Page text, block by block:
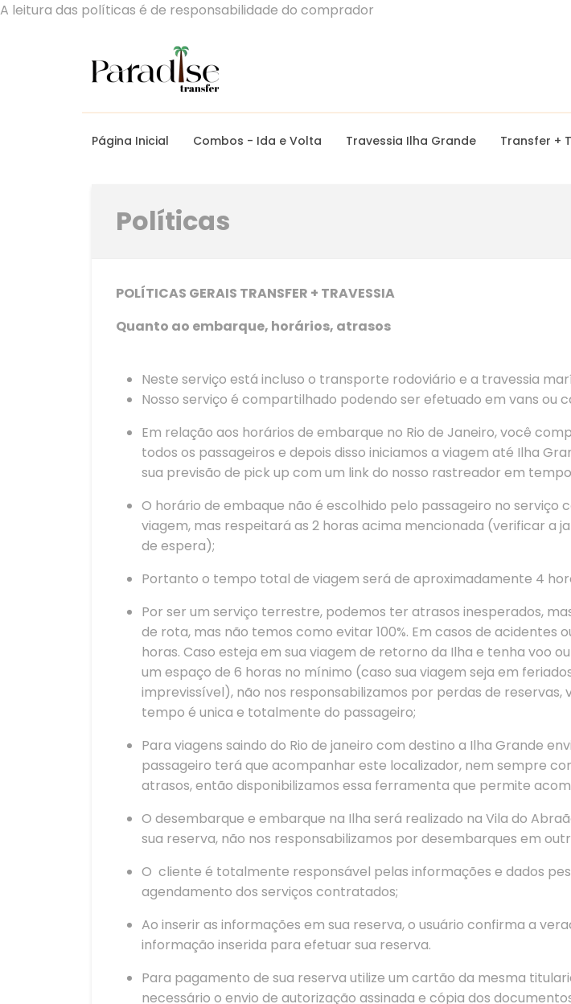
A leitura das políticas é de responsabilidade do comprador
Página Inicial Combos - Ida e Volta Travessia Ilha Grande Transfer +
Políticas
POLÍTICAS GERAIS TRANSFER + TRAVESSIA
Quanto ao embarque, horários, atrasos
Neste serviço está incluso o transporte rodoviário e a travessia
Nosso serviço é compartilhado podendo ser efetuado em vans ou
Em relação aos horários de embarque no Rio de Janeiro, você
todos os passageiros e depois disso iniciamos a viagem até Ilha
sua previsão de pick up com um link do nosso rastreador em
O horário de embaque não é escolhido pelo passageiro no
viagem, mas respeitará as 2 horas acima mencionada (verificar a
de espera);
Portanto o tempo total de viagem será de aproximadamente 4
Por ser um serviço terrestre, podemos ter atrasos inesperados,
de rota, mas não temos como evitar 100%. Em casos de
horas. Caso esteja em sua viagem de retorno da Ilha e tenha voo
um espaço de 6 horas no mínimo (caso sua viagem seja em
imprevissível), não nos responsabilizamos por perdas de
tempo é unica e totalmente do passageiro;
Para viagens saindo do Rio de janeiro com destino a Ilha Grande
passageiro terá que acompanhar este localizador, nem sempre
atrasos, então disponibilizamos essa ferramenta que permite
O desembarque e embarque na Ilha será realizado na Vila do
sua reserva, não nos responsabilizamos por desembarques em
O cliente é totalmente responsável pelas informações e dados
agendamento dos serviços contratados;
Ao inserir as informações em sua reserva, o usuário confirma a
informação inserida para efetuar sua reserva.
Para pagamento de sua reserva utilize um cartão da mesma
necessário o envio de autorização assinada e cópia dos